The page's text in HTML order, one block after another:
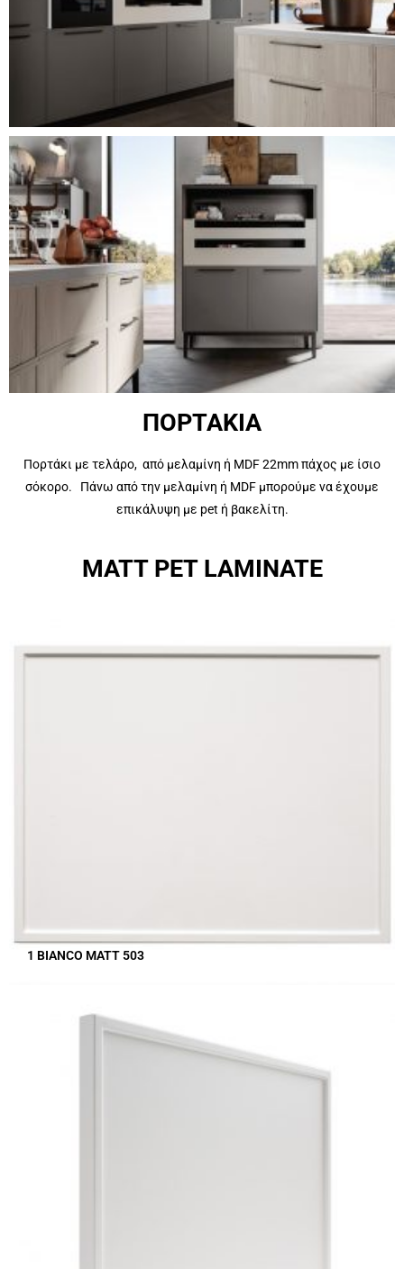
ΠΟΡΤΑΚΙΑ
Πορτάκι με τελάρο, από μελαμίνη ή MDF 22mm πάχος με ίσιο
σόκορο. Πάνω από την μελαμίνη ή MDF μπορούμε να έχουμε
επικάλυψη με pet ή βακελίτη.
MATT PET LAMINATE
1 BIANCO MATT 503